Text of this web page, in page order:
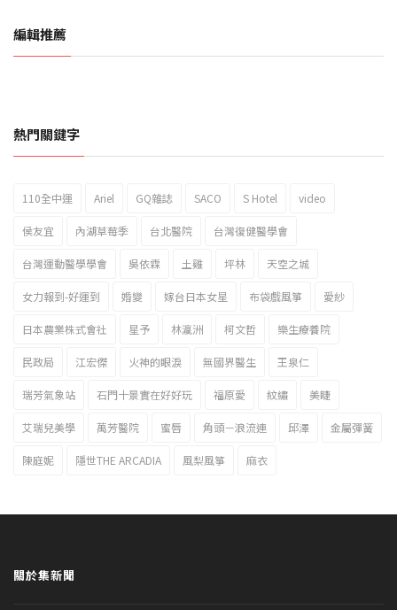
編輯推薦
2023新北市北海岸國際風箏節「風在石起」霸氣回歸
熱門關鍵字
110全中運 Ariel GQ雜誌 SACO S Hotel video
侯友宜 內湖草莓季 台北醫院 台灣復健醫學會
台灣運動醫學學會 吳依霖 土雞 坪林 天空之城
女力報到-好運到 婚變 嫁台日本女星 布袋戲風箏 愛紗
日本農業株式會社 星予 林瀛洲 柯文哲 樂生療養院
民政局 江宏傑 火神的眼淚 無國界醫生 王泉仁
瑞芳氣象站 石門十景實在好好玩 福原愛 紋繡 美睫
艾瑞兒美學 萬芳醫院 蜜唇 角頭－浪流連 邱澤 金屬彈簧
陳庭妮 隱世THE ARCADIA 風梨風箏 麻衣
關於集新聞